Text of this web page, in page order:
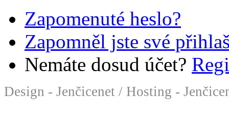
Zapomenuté heslo?
Zapomněl jste své
Nemáte dosud účet?
Design - Jenčicenet / Hosting -